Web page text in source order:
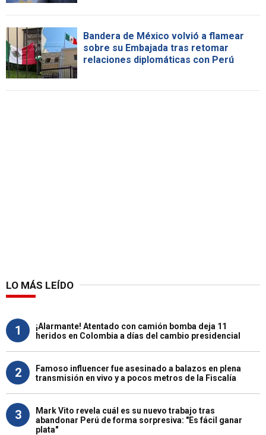
Bandera de México volvió a flamear
sobre su Embajada tras retomar
relaciones diplomáticas con Perú
LO MÁS LEÍDO
1
¡Alarmante! Atentado con camión bomba deja 11
heridos en Colombia a días del cambio presidencial
2
Famoso influencer fue asesinado a balazos en plena
transmisión en vivo y a pocos metros de la Fiscalía
3
Mark Vito revela cuál es su nuevo trabajo tras
abandonar Perú de forma sorpresiva: "Es fácil ganar
plata"